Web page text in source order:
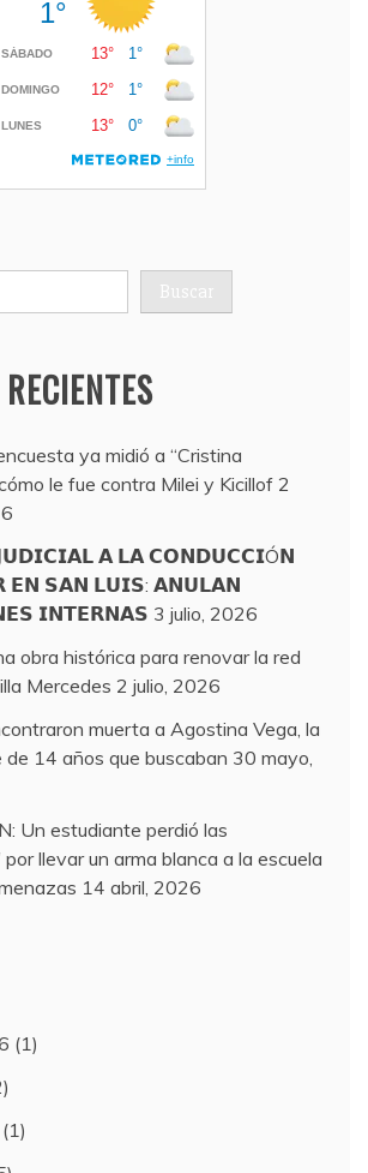
Buscar
ya midió a “Cristina
le fue contra Milei y Kicillof 2
𝗔 𝗟𝗔 𝗖𝗢𝗡𝗗𝗨𝗖𝗖𝗜Ó𝗡
𝗘𝗡 𝗦𝗔𝗡 𝗟𝗨𝗜𝗦: 𝗔𝗡𝗨𝗟𝗔𝗡
𝗜𝗡𝗧𝗘𝗥𝗡𝗔𝗦 3 julio, 2026
obra histórica para renovar la red
Mercedes 2 julio, 2026
muerta a Agostina Vega, la
14 años que buscaban 30 mayo,
Un estudiante perdió las
por llevar un arma blanca a la escuela
14 abril, 2026
(1)
(1)